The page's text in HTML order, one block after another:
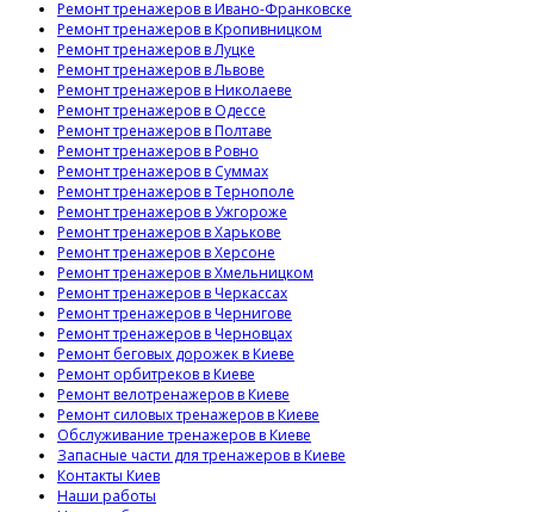
Ремонт тренажеров в Ивано-Франковске
Ремонт тренажеров в Кропивницком
Ремонт тренажеров в Луцке
Ремонт тренажеров в Львове
Ремонт тренажеров в Николаеве
Ремонт тренажеров в Одессе
Ремонт тренажеров в Полтаве
Ремонт тренажеров в Ровно
Ремонт тренажеров в Суммах
Ремонт тренажеров в Тернополе
Ремонт тренажеров в Ужгороже
Ремонт тренажеров в Харькове
Ремонт тренажеров в Херсоне
Ремонт тренажеров в Хмельницком
Ремонт тренажеров в Черкассах
Ремонт тренажеров в Чернигове
Ремонт тренажеров в Черновцах
Ремонт беговых дорожек в Киеве
Ремонт орбитреков в Киеве
Ремонт велотренажеров в Киеве
Ремонт силовых тренажеров в Киеве
Обслуживание тренажеров в Киеве
Запасные части для тренажеров в Киеве
Контакты Киев
Наши работы